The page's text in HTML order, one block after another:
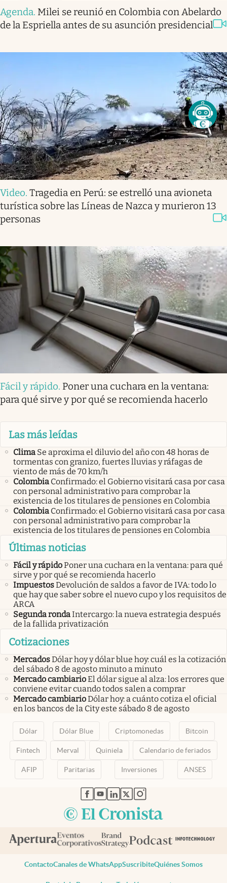
Agenda. Milei se reunió en Colombia con Abelardo
de la Espriella antes de su asunción presidencial
Video. Tragedia en Perú: se estrelló una avioneta
turística sobre las Líneas de Nazca y murieron 13
personas
Fácil y rápido. Poner una cuchara en la ventana:
para qué sirve y por qué se recomienda hacerlo
Las más leídas
Clima Se aproxima el diluvio del año con 48 horas de
tormentas con granizo, fuertes lluvias y ráfagas de
viento de más de 70 km/h
Colombia Confirmado: el Gobierno visitará casa por casa
con personal administrativo para comprobar la
existencia de los titulares de pensiones en Colombia
Colombia Confirmado: el Gobierno visitará casa por casa
con personal administrativo para comprobar la
existencia de los titulares de pensiones en Colombia
Últimas noticias
Fácil y rápidoPoner una cuchara en la ventana: para qué
sirve y por qué se recomienda hacerlo
ImpuestosDevolución de saldos a favor de IVA: todo lo
que hay que saber sobre el nuevo cupo y los requisitos de
ARCA
Segunda rondaIntercargo: la nueva estrategia después
de la fallida privatización
Cotizaciones
MercadosDólar hoy y dólar blue hoy: cuál es la cotización
del sábado 8 de agosto minuto a minuto
Mercado cambiarioEl dólar sigue al alza: los errores que
conviene evitar cuando todos salen a comprar
Mercado cambiarioDólar hoy: a cuánto cotiza el oficial
en los bancos de la City este sábado 8 de agosto
Dólar Dólar Blue Criptomonedas Bitcoin
Fintech Merval Quiniela Calendario de feriados
AFIP Paritarias Inversiones ANSES
abre en nueva pestaña
abre en nueva pestaña
abre en nueva pestaña
abre en nueva pestaña
abre en nueva pestaña
ContactoCanales de WhatsAppSuscribiteQuiénes Somos